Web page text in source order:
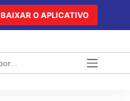
BAIXAR O APLICATIVO